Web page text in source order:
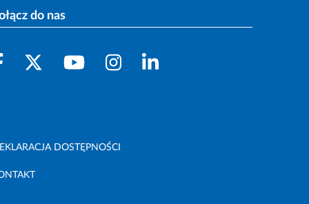
do nas
DOSTĘPNOŚCI